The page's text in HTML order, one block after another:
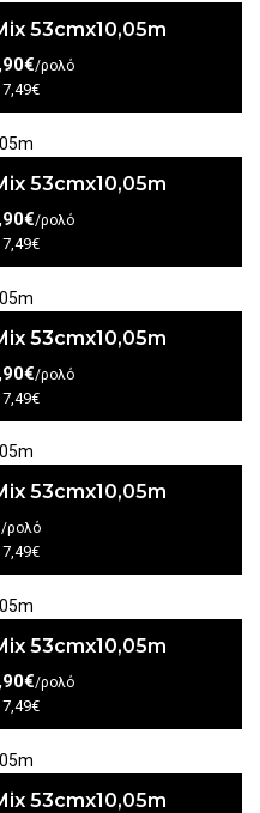
53cmx10,05m
/ρολό
7,49€
53cmx10,05m
/ρολό
7,49€
53cmx10,05m
/ρολό
7,49€
53cmx10,05m
/ρολό
7,49€
53cmx10,05m
/ρολό
7,49€
53cmx10,05m